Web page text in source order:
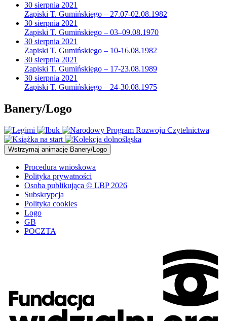
30 sierpnia 2021
Zapiski T. Gumińskiego – 27.07-02.08.1982
30 sierpnia 2021
Zapiski T. Gumińskiego – 03–09.08.1970
30 sierpnia 2021
Zapiski T. Gumińskiego – 10-16.08.1982
30 sierpnia 2021
Zapiski T. Gumińskiego – 17-23.08.1989
30 sierpnia 2021
Zapiski T. Gumińskiego – 24-30.08.1975
Banery/Logo
Wstrzymaj animację Banery/Logo
Procedura wnioskowa
Polityka prywatności
Osoba publikująca © LBP 2026
Subskrypcja
Polityka cookies
Logo
GB
POCZTA